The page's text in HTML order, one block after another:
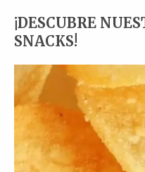
¡DESCUBRE
SNACKS!